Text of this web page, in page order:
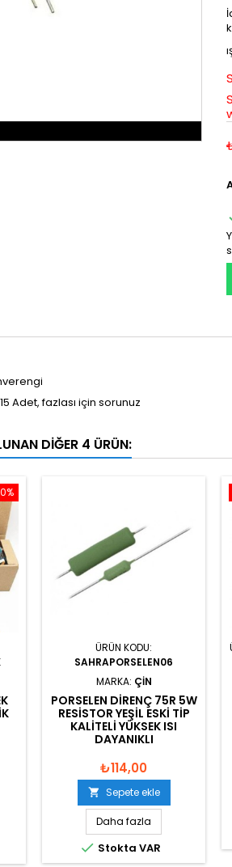
Adet, fazlası için sorunuz
DIĞER 4 ÜRÜN:
ÜRÜN KODU:
SAHRAPORSELEN06
MARKA: ÇIN
PORSELEN DIRENÇ 75R 5W
RESISTOR YEŞIL ESKI TIP
KALITELI YÜKSEK ISI
DAYANIKLI
₺114,00
 Sepete ekle
Daha fazla
 Stokta VAR